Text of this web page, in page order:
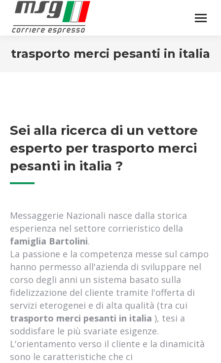
trasporto merci pesanti in italia
Sei alla ricerca di un vettore
esperto per trasporto merci
pesanti in italia ?
Messaggerie Nazionali nasce dalla storica
esperienza nel settore corrieristico della
famiglia Bartolini.
La passione e la competenza messe sul campo
hanno permesso all'azienda di sviluppare nel
corso degli anni un sistema basato sulla
fidelizzazione del cliente tramite l'offerta di
servizi eterogenei e di alta qualità (tra cui
trasporto merci pesanti in italia ), tesi a
soddisfare le più svariate esigenze.
L'orientamento verso il cliente e la dinamicità
sono le caratteristiche che ci